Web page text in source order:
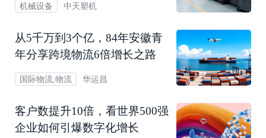
机械设备 中天塑机
从5千万到3个亿，84年安徽青
年分享跨境物流6倍增长之路
国际物流,物流 华运昌
客户数提升10倍，看世界500强
企业如何引爆数字化增长